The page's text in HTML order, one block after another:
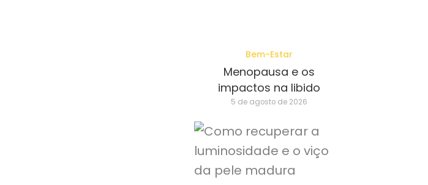
Bem-Estar
Menopausa e os
impactos na libido
5 de agosto de 2026